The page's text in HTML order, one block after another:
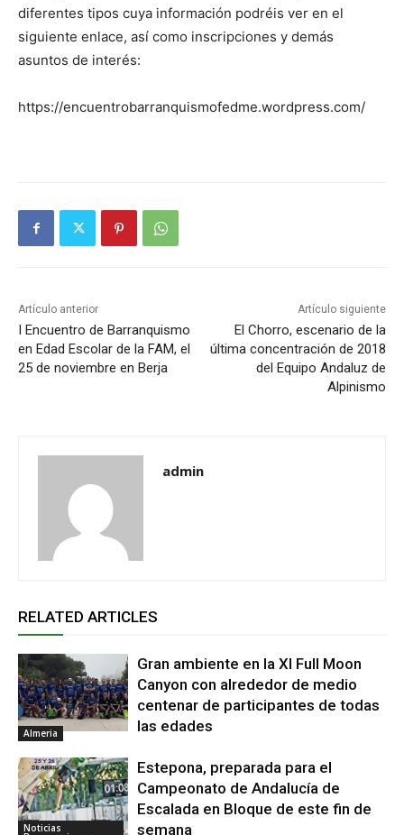
diferentes tipos cuya información podréis ver en el
siguiente enlace, así como inscripciones y demás
asuntos de interés:
https://encuentrobarranquismofedme.wordpress.com/
Artículo anterior
I Encuentro de Barranquismo
en Edad Escolar de la FAM, el
25 de noviembre en Berja
Artículo siguiente
El Chorro, escenario de la
última concentración de 2018
del Equipo Andaluz de
Alpinismo
admin
RELATED ARTICLES
Almeria
Gran ambiente en la XI Full Moon
Canyon con alrededor de medio
centenar de participantes de todas
las edades
Noticias
Estepona, preparada para el
Campeonato de Andalucía de
Escalada en Bloque de este fin de
semana